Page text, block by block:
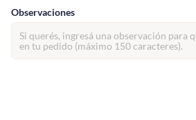
Observaciones